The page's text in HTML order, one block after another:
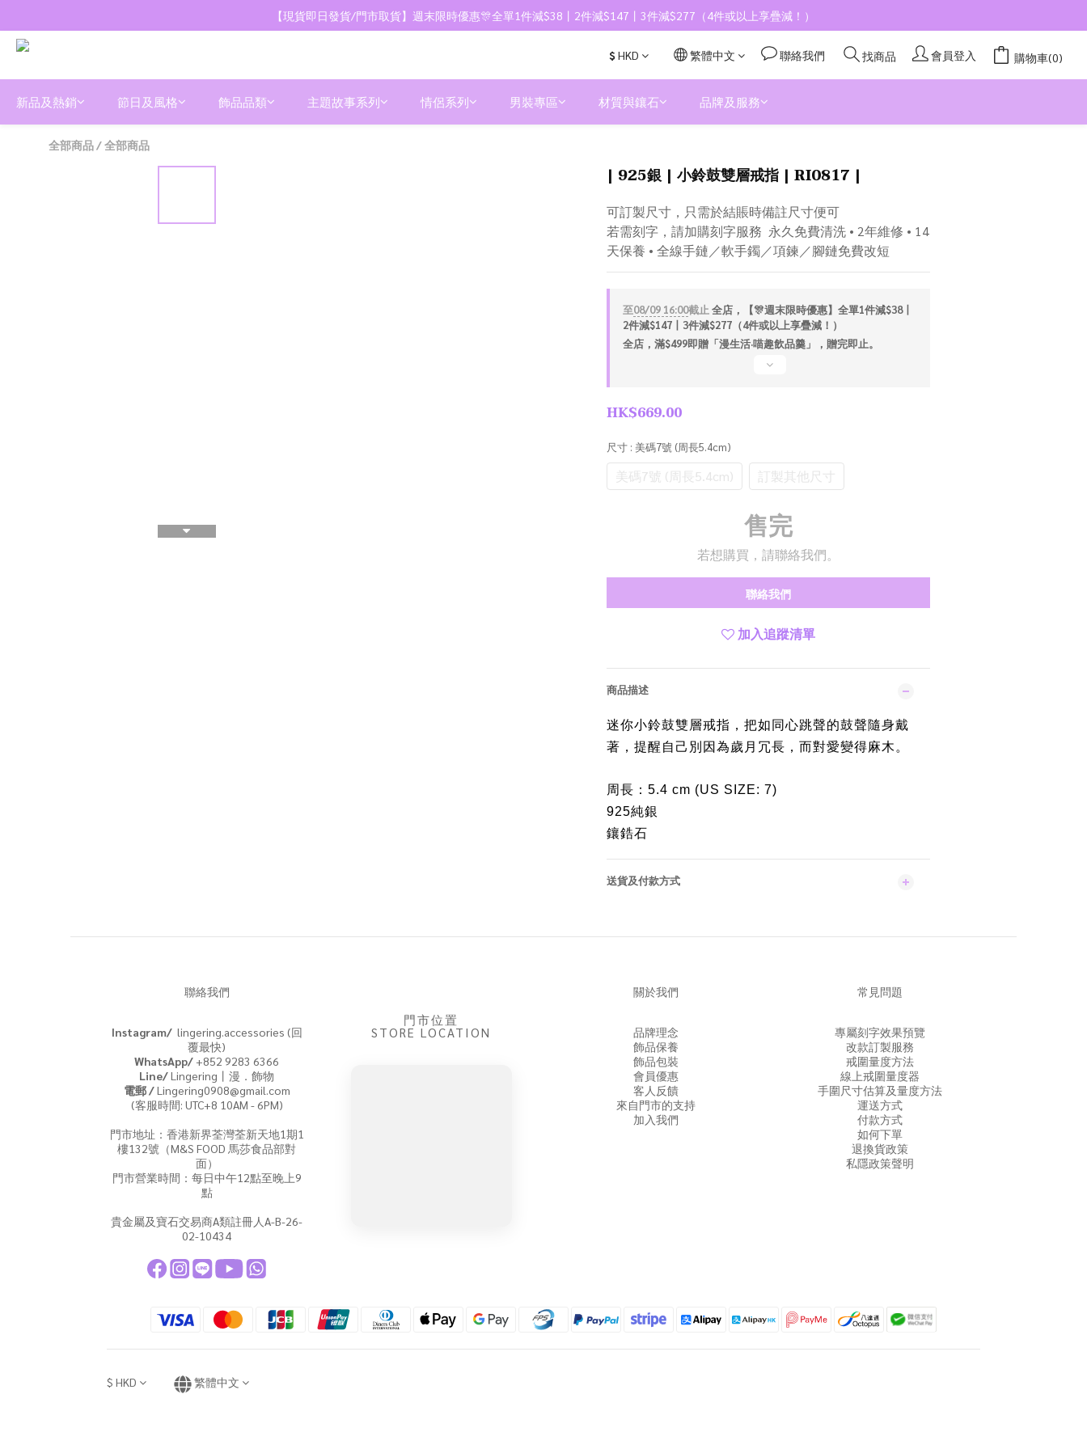
【現貨即日發貨/門市取貨】週末限時優惠🎊全單1件減$38丨2件減$147丨3件減$277（4件或以上享疊減！）
$HKD 繁體中文 聯絡我們 找商品 會員登入 購物車(0)
新品及熱銷 節日及風格 飾品品類 主題故事系列 情侶系列 男裝專區 材質與鑲石 品牌及服務
全部商品/全部商品
| 925銀 | 小鈴鼓雙層戒指 | RI0817 |
可訂製尺寸，只需於結賬時備註尺寸便可
若需刻字，請加購刻字服務  永久免費清洗 • 2年維修 • 14
天保養 • 全線手鏈／軟手鐲／項鍊／腳鏈免費改短
至08/09 16:00截止 全店，【🎊週末限時優惠】全單1件減$38丨
2件減$147丨3件減$277（4件或以上享疊減！）
全店，滿$499即贈「漫生活·喵趣飲品羹」，贈完即止。
HK$669.00
尺寸 : 美碼7號 (周長5.4cm)
美碼7號 (周長5.4cm) 訂製其他尺寸
售完
若想購買，請聯絡我們。
聯絡我們
加入追蹤清單
商品描述
迷你小鈴鼓雙層戒指，把如同心跳聲的鼓聲隨身戴
著，提醒自己別因為歲月冗長，而對愛變得麻木。
周長：5.4 cm (US SIZE: 7)
925純銀
鑲鋯石
送貨及付款方式
聯絡我們
Instagram/ lingering.accessories (回
覆最快)
WhatsApp/ +852 9283 6366
Line/Lingering丨漫．飾物
電郵 /Lingering0908@gmail.com
(客服時間: UTC+8 10AM - 6PM)
門市地址：香港新界荃灣荃新天地1期1
樓132號（M&S FOOD 馬莎食品部對
面）
門市營業時間：每日中午12點至晚上9
點
貴金屬及寶石交易商A類註冊人A-B-26-
02-10434
門市位置
STORE LOCATION
關於我們
品牌理念
飾品保養
飾品包裝
會員優惠
客人反饋
來自門市的支持
加入我們
常見問題
專屬刻字效果預覽
改款訂製服務
戒圍量度方法
線上戒圍量度器
手圍尺寸估算及量度方法
運送方式
付款方式
如何下單
退換貨政策
私隱政策聲明
$ HKD 繁體中文